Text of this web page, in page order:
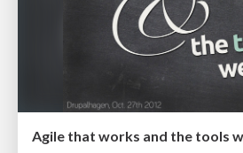
Agile that works and the tools